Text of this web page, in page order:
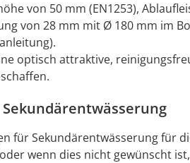
von 50 mm (EN1253),
von 28 mm mit Ø 180 mm im
optisch attraktive,
für Sekundärentwässerung für
wenn dies nicht gewünscht